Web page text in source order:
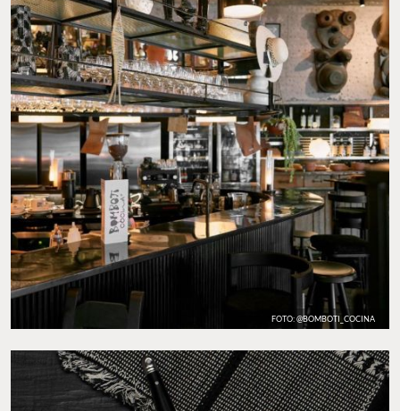
FOTO: @BOMBOTI_COCINA